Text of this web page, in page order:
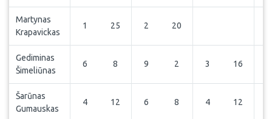
Martynas
Krapavickas
1 25 2 20
Gediminas
Šimeliūnas
6 8 9 2 3 16
Šarūnas
Gumauskas
4 12 6 8 4 12